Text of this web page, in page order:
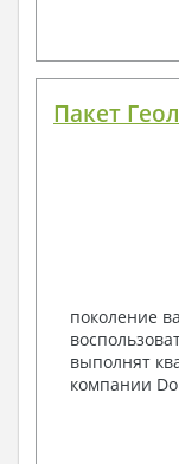
Пакет
поколение
выполнят
компании